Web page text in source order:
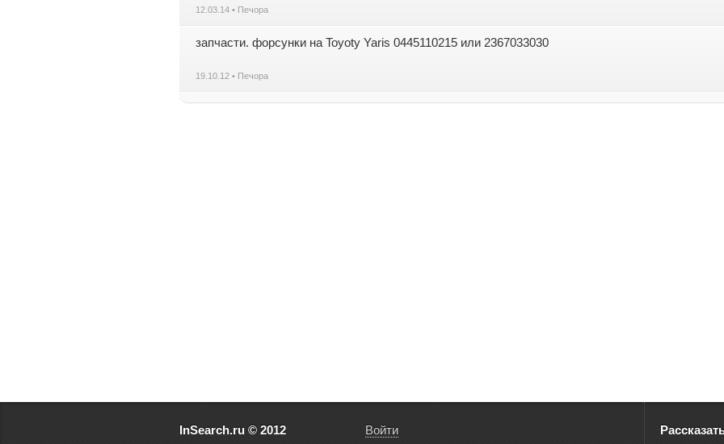
12.03.14 • Печора
запчасти. форсунки на Toyoty Yaris 0445110215 или 2367033030
19.10.12 • Печора
InSearch.ru © 2012 Войти